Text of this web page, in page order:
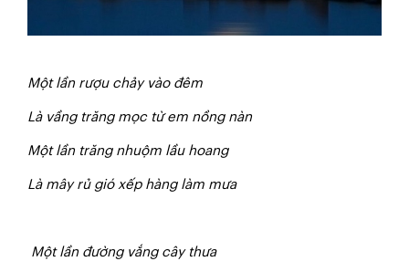
Một lần rượu chảy vào đêm
Là vầng trăng mọc từ em nồng nàn
Một lần trăng nhuộm lầu hoang
Là mây rủ gió xếp hàng làm mưa
Một lần đường vắng cây thưa